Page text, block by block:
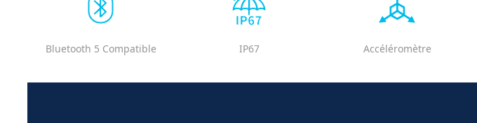
Bluetooth 5 Compatible IP67 Accéléromètre